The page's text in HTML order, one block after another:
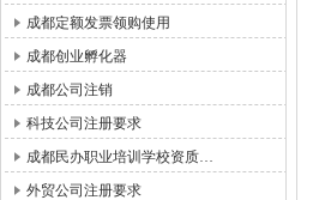
成都定额发票领购使用
成都创业孵化器
成都公司注销
科技公司注册要求
成都民办职业培训学校资质…
外贸公司注册要求